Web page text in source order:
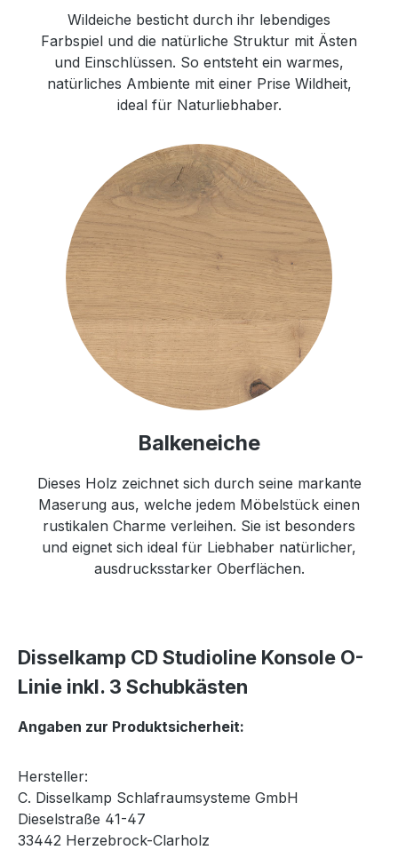
Wildeiche besticht durch ihr lebendiges
Farbspiel und die natürliche Struktur mit Ästen
und Einschlüssen. So entsteht ein warmes,
natürliches Ambiente mit einer Prise Wildheit,
ideal für Naturliebhaber.
Balkeneiche
Dieses Holz zeichnet sich durch seine markante
Maserung aus, welche jedem Möbelstück einen
rustikalen Charme verleihen. Sie ist besonders
und eignet sich ideal für Liebhaber natürlicher,
ausdrucksstarker Oberflächen.
Disselkamp CD Studioline Konsole O-
Linie inkl. 3 Schubkästen
Angaben zur Produktsicherheit:
Hersteller:
C. Disselkamp Schlafraumsysteme GmbH
Dieselstraße 41-47
33442 Herzebrock-Clarholz